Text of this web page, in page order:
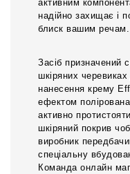
активним
надійно захищає і
блиск вашим речам.
Засіб призначений
шкіряних
нанесення крему
ефектом
активно
шкіряний покрив
виробник
спеціальну
Команда онлайн